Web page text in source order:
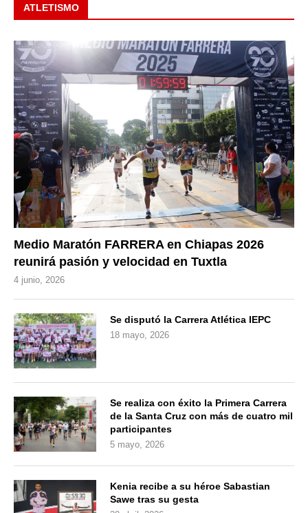
ATLETISMO
Medio Maratón FARRERA en Chiapas 2026
reunirá pasión y velocidad en Tuxtla
4 junio, 2026
Se disputó la Carrera Atlética IEPC
18 mayo, 2026
Se realiza con éxito la Primera Carrera
de la Santa Cruz con más de cuatro mil
participantes
5 mayo, 2026
Kenia recibe a su héroe Sabastian
Sawe tras su gesta